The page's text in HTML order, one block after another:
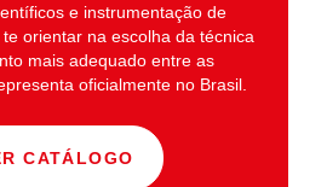
e instrumentação de
orientar na escolha da técnica
mais adequado entre as
oficialmente no Brasil.
CATÁLOGO